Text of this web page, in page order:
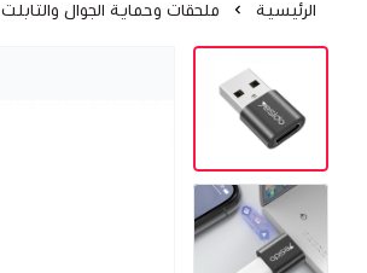
الرئيسية ملحقات وحماية الجوال والتابلت